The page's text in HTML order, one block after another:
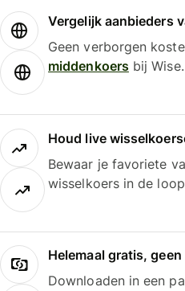
Vergelijk aanbieders
Geen verborgen
middenkoersbij Wise.
Houd live
Bewaar je favoriete
wisselkoers in de
Helemaal gratis,
Downloaden in een